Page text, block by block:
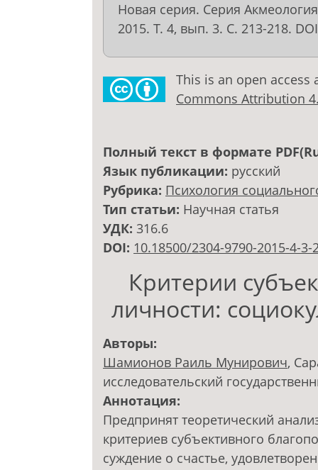
Новая серия. Серия
2015. Т. 4, вып. 3. С. 213-218.
This is an open
Commons Attribution
Полный текст в формате
Язык публикации: русский
Рубрика: Психология
Тип статьи: Научная статья
УДК: 316.6
DOI: 10.18500/2304-9790-2015-4-3-
Критерии
личности:
Авторы:
Шамионов Раиль Мунирович,
исследовательский
Аннотация:
Предпринят теоретический
критериев субъективного
суждение о счастье,